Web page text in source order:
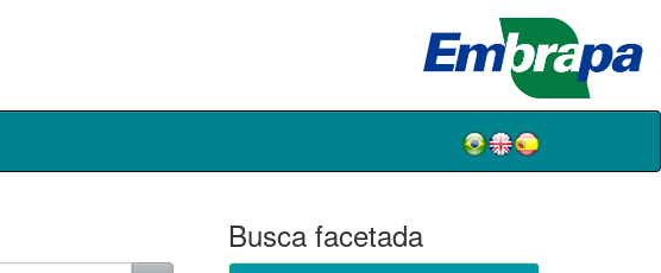
Busca facetada